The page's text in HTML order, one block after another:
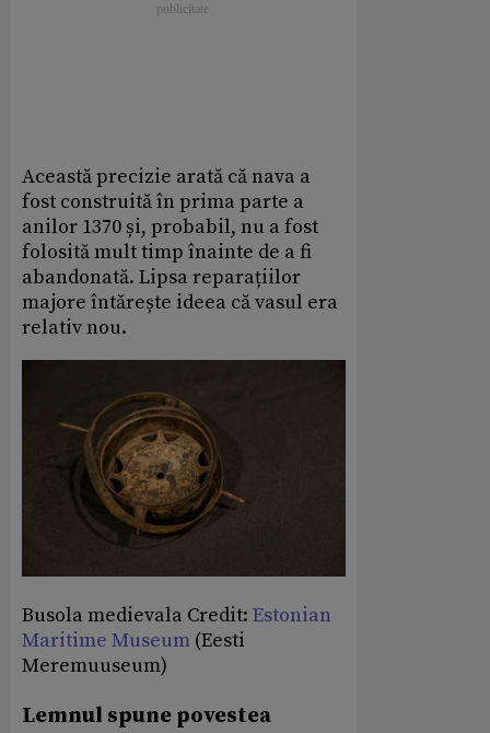
Această precizie arată că nava a
fost construită în prima parte a
anilor 1370 și, probabil, nu a fost
folosită mult timp înainte de a fi
abandonată. Lipsa reparațiilor
majore întărește ideea că vasul era
relativ nou.
Busola medievala Credit: Estonian
Maritime Museum (Eesti
Meremuuseum)
Lemnul spune povestea